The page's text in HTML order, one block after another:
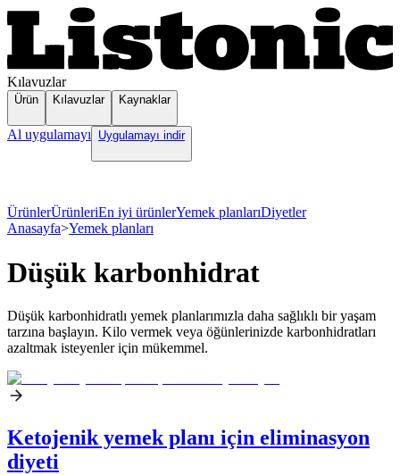
Kılavuzlar
Ürün Kılavuzlar Kaynaklar
Al uygulamayı Uygulamayı indir
ÜrünlerÜrünleriEn iyi ürünlerYemek planlarıDiyetler
Anasayfa>Yemek planları
Düşük karbonhidrat
Düşük karbonhidratlı yemek planlarımızla daha sağlıklı bir yaşam
tarzına başlayın. Kilo vermek veya öğünlerinizde karbonhidratları
azaltmak isteyenler için mükemmel.
Ketojenik yemek planı için eliminasyon
diyeti